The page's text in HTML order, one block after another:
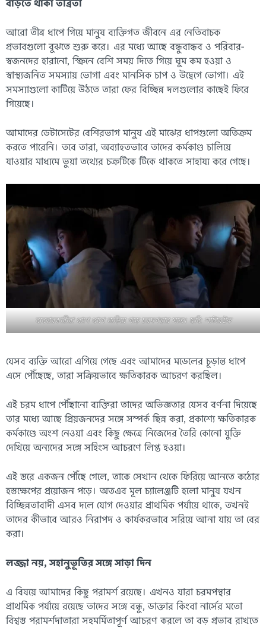
বাড়তে থাকা তীব্রতা
আরো তীব্র ধাপে গিয়ে মানুষ ব্যক্তিগত জীবনে এর নেতিবাচক
প্রভাবগুলো বুঝতে শুরু করে। এর মধ্যে আছে বন্ধুবান্ধব ও পরিবার-
স্বজনদের হারানো, স্ক্রিনে বেশি সময় দিতে গিয়ে ঘুম কম হওয়া ও
স্বাস্থ্যজনিত সমস্যায় ভোগা এবং মানসিক চাপ ও উদ্বেগে ভোগা। এই
সমস্যাগুলো কাটিয়ে উঠতে তারা ফের বিচ্ছিন্ন দলগুলোর কাছেই ফিরে
গিয়েছে।
আমাদের ডেটাসেটের বেশিরভাগ মানুষ এই মাঝের ধাপগুলো অতিক্রম
করতে পারেনি। তবে তারা, অব্যাহতভাবে তাদের কর্মকাণ্ড চালিয়ে
যাওয়ার মাধ্যমে ভুয়া তথ্যের চক্রটিকে টিকে থাকতে সাহায্য করে গেছে।
ব্যবহারকারীরা ধাপে ধাপে জড়িয়ে পড়ে চরমপন্থার সঙ্গে। ছবি: শাটারস্টক
যেসব ব্যক্তি আরো এগিয়ে গেছে এবং আমাদের মডেলের চূড়ান্ত ধাপে
এসে পৌঁছেছে, তারা সক্রিয়ভাবে ক্ষতিকারক আচরণ করছিল।
এই চরম ধাপে পৌঁছানো ব্যক্তিরা তাদের অভিজ্ঞতার যেসব বর্ণনা দিয়েছে
তার মধ্যে আছে প্রিয়জনদের সঙ্গে সম্পর্ক ছিন্ন করা, প্রকাশ্যে ক্ষতিকারক
কর্মকাণ্ডে অংশ নেওয়া এবং কিছু ক্ষেত্রে নিজেদের তৈরি কোনো যুক্তি
দেখিয়ে অন্যদের সঙ্গে সহিংস আচরণে লিপ্ত হওয়া।
এই স্তরে একজন পৌঁছে গেলে, তাকে সেখান থেকে ফিরিয়ে আনতে কঠোর
হস্তক্ষেপের প্রয়োজন পড়ে। অতএব মূল চ্যালেঞ্জটি হলো মানুষ যখন
বিচ্ছিন্নতাবাদী এসব দলে যোগ দেওয়ার প্রাথমিক পর্যায়ে থাকে, তখনই
তাদের কীভাবে আরও নিরাপদ ও কার্যকরভাবে সরিয়ে আনা যায় তা বের
করা।
লজ্জা নয়, সহানুভূতির সঙ্গে সাড়া দিন
এ বিষয়ে আমাদের কিছু পরামর্শ রয়েছে। এখনও যারা চরমপন্থার
প্রাথমিক পর্যায়ে রয়েছে তাদের সঙ্গে বন্ধু, ডাক্তার কিংবা নার্সের মতো
বিশ্বস্ত পরামর্শদাতারা সহমর্মিতাপূর্ণ আচরণ করলে তা বড় প্রভাব রাখতে